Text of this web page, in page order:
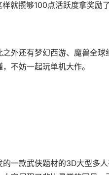
就攒够100点活跃度拿奖励了
外还有梦幻西游、魔兽全
不妨一起玩单机大作。
的一款武侠题材的3D大型多